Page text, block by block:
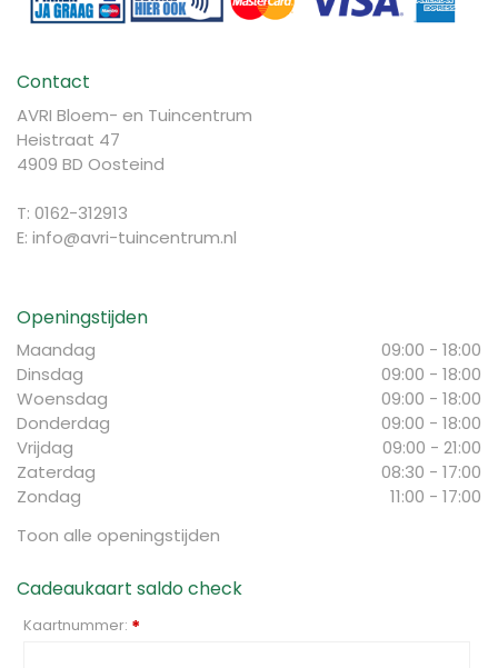
Contact
AVRI Bloem- en Tuincentrum
Heistraat 47
4909 BD Oosteind
T: 0162-312913
E: info@avri-tuincentrum.nl
Openingstijden
Maandag
09:00 - 18:00
Dinsdag
09:00 - 18:00
Woensdag
09:00 - 18:00
Donderdag
09:00 - 18:00
Vrijdag
09:00 - 21:00
Zaterdag
08:30 - 17:00
Zondag
11:00 - 17:00
Toon alle openingstijden
Cadeaukaart saldo check
Kaartnummer: *